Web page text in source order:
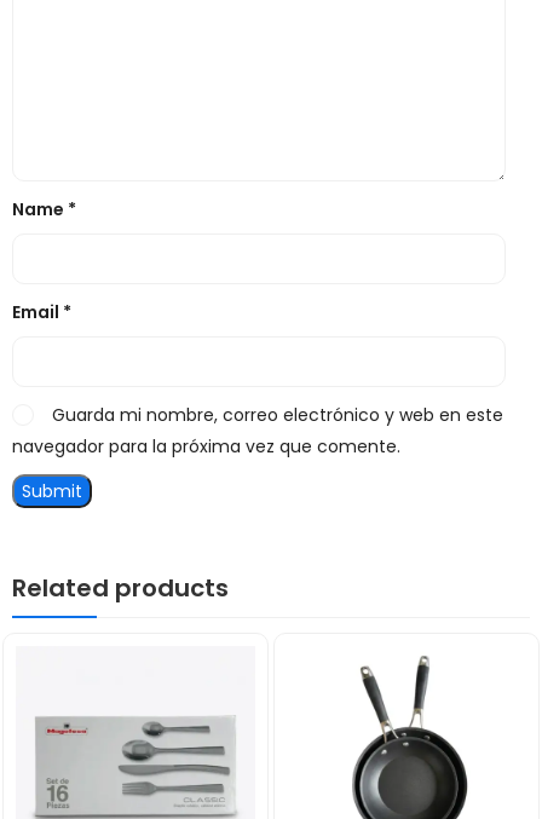
Name *
Email *
Guarda mi nombre, correo electrónico y web en este
navegador para la próxima vez que comente.
Related products